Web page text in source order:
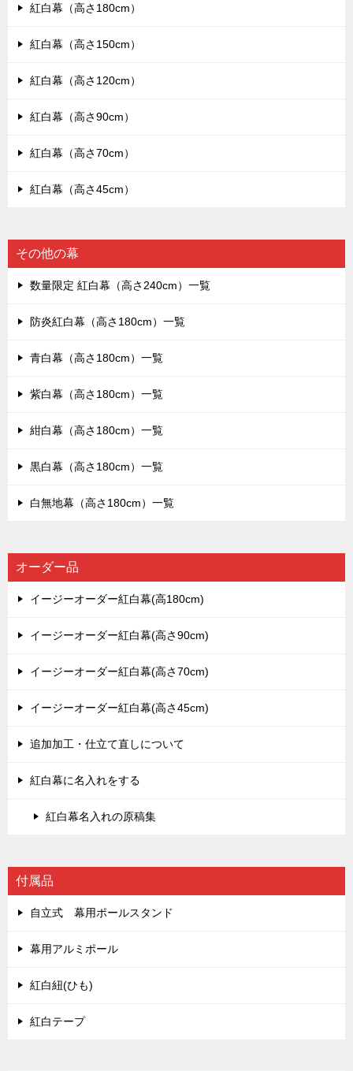
紅白幕（高さ180cm）
紅白幕（高さ150cm）
紅白幕（高さ120cm）
紅白幕（高さ90cm）
紅白幕（高さ70cm）
紅白幕（高さ45cm）
その他の幕
数量限定 紅白幕（高さ240cm）一覧
防炎紅白幕（高さ180cm）一覧
青白幕（高さ180cm）一覧
紫白幕（高さ180cm）一覧
紺白幕（高さ180cm）一覧
黒白幕（高さ180cm）一覧
白無地幕（高さ180cm）一覧
オーダー品
イージーオーダー紅白幕(高180cm)
イージーオーダー紅白幕(高さ90cm)
イージーオーダー紅白幕(高さ70cm)
イージーオーダー紅白幕(高さ45cm)
追加加工・仕立て直しについて
紅白幕に名入れをする
紅白幕名入れの原稿集
付属品
自立式 幕用ポールスタンド
幕用アルミポール
紅白紐(ひも)
紅白テープ